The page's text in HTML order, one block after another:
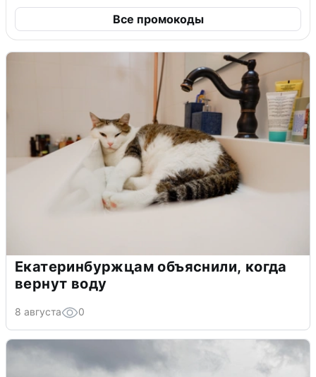
Все промокоды
Екатеринбуржцам объяснили, когда
вернут воду
8 августа 0